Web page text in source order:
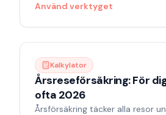
Använd verktyget
Kalkylator
Årsreseförsäkring: För
ofta 2026
Årsförsäkring täcker alla resor